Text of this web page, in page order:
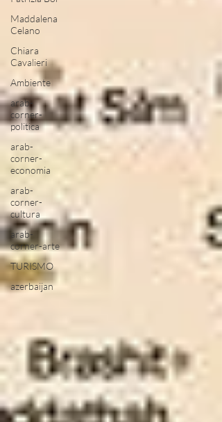
Maddalena
Celano
Chiara
Cavalieri
Ambiente
arab-
corner-
politica
arab-
corner-
economia
arab-
corner-
cultura
arab-
corner-arte
TURISMO
azerbaijan